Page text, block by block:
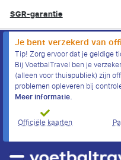
Klantbeoordeling
Je bent verzekerd van
Tip! Zorg ervoor dat je geldige
Bij VoetbalTravel ben je
(alleen voor thuispubliek) zijn
problemen opleveren bij
Meer informatie.
Officiële kaarten